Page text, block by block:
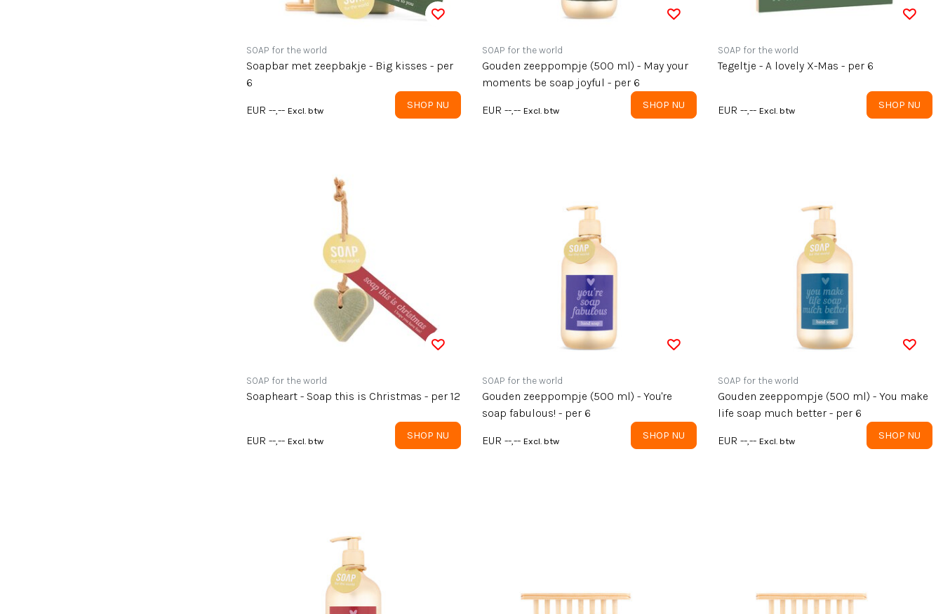
SOAP for the world
Soapbar met zeepbakje - Big kisses - per
6
EUR --,-- Excl. btw SHOP NU
SOAP for the world
Gouden zeeppompje (500 ml) - May your
moments be soap joyful - per 6
EUR --,-- Excl. btw SHOP NU
SOAP for the world
Tegeltje - A lovely X-Mas - per 6
EUR --,-- Excl. btw SHOP NU
SOAP for the world
Soapheart - Soap this is Christmas - per 12
EUR --,-- Excl. btw SHOP NU
SOAP for the world
Gouden zeeppompje (500 ml) - You're
soap fabulous! - per 6
EUR --,-- Excl. btw SHOP NU
SOAP for the world
Gouden zeeppompje (500 ml) - You make
life soap much better - per 6
EUR --,-- Excl. btw SHOP NU